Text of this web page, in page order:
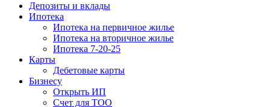
Депозиты и вклады
Ипотека
Ипотека на первичное жилье
Ипотека на вторичное жилье
Ипотека 7-20-25
Карты
Дебетовые карты
Бизнесу
Открыть ИП
Cчет для ТОО